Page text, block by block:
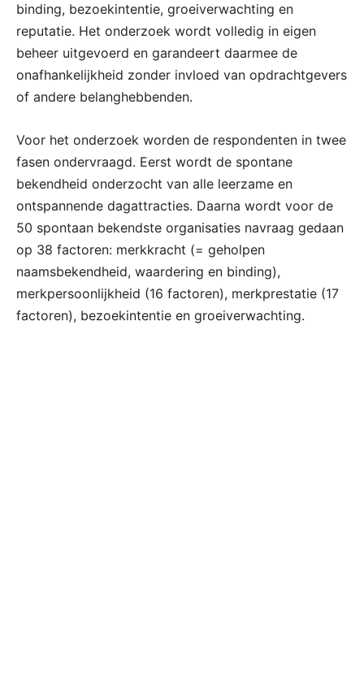
binding, bezoekintentie, groeiverwachting en
reputatie. Het onderzoek wordt volledig in eigen
beheer uitgevoerd en garandeert daarmee de
onafhankelijkheid zonder invloed van opdrachtgevers
of andere belanghebbenden.
Voor het onderzoek worden de respondenten in twee
fasen ondervraagd. Eerst wordt de spontane
bekendheid onderzocht van alle leerzame en
ontspannende dagattracties. Daarna wordt voor de
50 spontaan bekendste organisaties navraag gedaan
op 38 factoren: merkkracht (= geholpen
naamsbekendheid, waardering en binding),
merkpersoonlijkheid (16 factoren), merkprestatie (17
factoren), bezoekintentie en groeiverwachting.